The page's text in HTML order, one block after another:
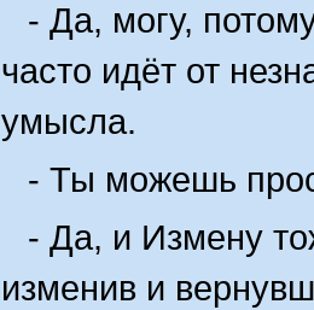
- Да, могу,
часто идёт от
умысла.
- Ты можешь
- Да, и Измену
изменив и